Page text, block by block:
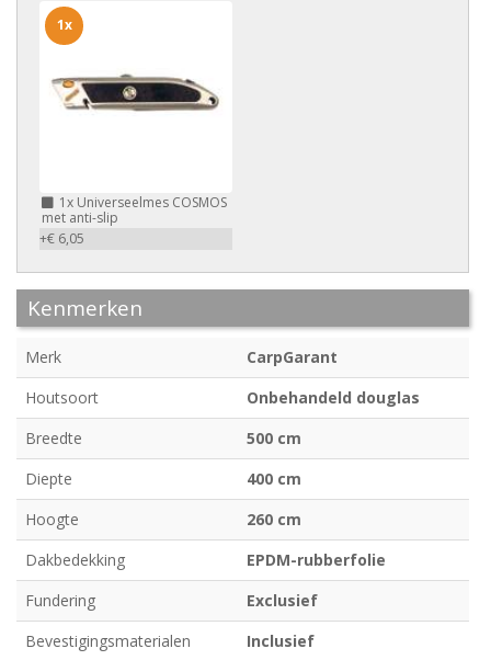
1x Universeelmes COSMOS
met anti-slip
+€ 6,05
1x
Kenmerken
Merk
CarpGarant
Houtsoort
Onbehandeld douglas
Breedte
500 cm
Diepte
400 cm
Hoogte
260 cm
Dakbedekking
EPDM-rubberfolie
Fundering
Exclusief
Bevestigingsmaterialen
Inclusief